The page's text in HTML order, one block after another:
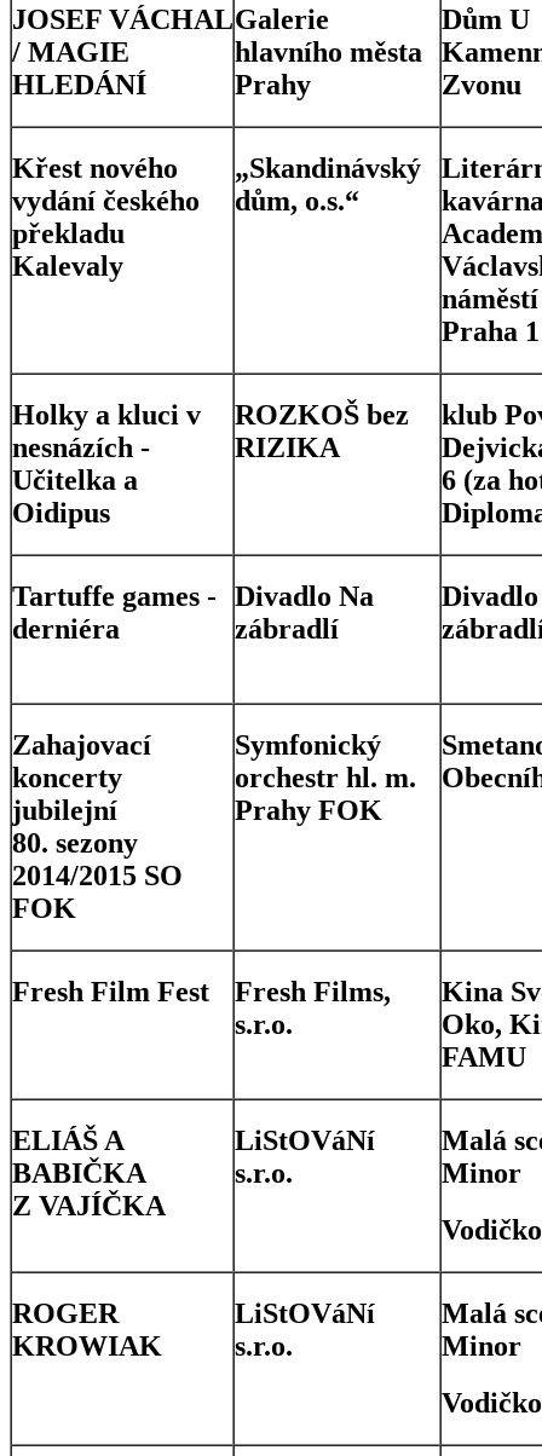
JOSEF VÁCHAL
/ MAGIE
HLEDÁNÍ
Galerie
hlavního města
Prahy
Dům U
Zvonu
Křest nového
vydání českého
překladu
Kalevaly
„Skandinávský
dům, o.s.“
Praha 1
Holky a kluci v
nesnázích -
Učitelka a
Oidipus
ROZKOŠ bez
RIZIKA
klub
6 (za
Tartuffe games -
derniéra
Divadlo Na
zábradlí
Zahajovací
koncerty
jubilejní
80. sezony
2014/2015 SO
FOK
Symfonický
orchestr hl. m.
Prahy FOK
Fresh Film Fest
Fresh Films,
s.r.o.
Kina
Oko,
FAMU
ELIÁŠ A
BABIČKA
Z VAJÍČKA
LiStOVáNí
s.r.o.
Malá
Minor
ROGER
KROWIAK
LiStOVáNí
s.r.o.
Malá
Minor